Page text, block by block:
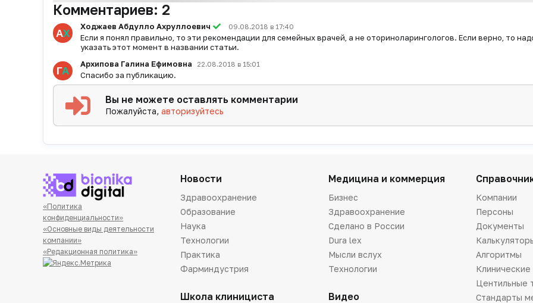
Комментариев: 2
Ходжаев Абдулло Ахруллоевич 09.08.2018 в 17:40
Если я понял правильно, то эти рекомендации для семейных врачей, а не оториноларингологов. Если верно, то
указать этот момент в названии статьи.
Архипова Галина Ефимовна
22.08.2018 в 15:01
Спасибо за публикацию.
Вы не можете оставлять комментарии
Пожалуйста,авторизуйтесь
«Политика
конфиденциальности»
«Основные виды деятельности
компании»
«Редакционная политика»
Новости
Здравоохранение
Образование
Наука
Технологии
Практика
Фарминдустрия
Школа клинициста
Медицина и коммерция
Бизнес
Здравоохранение
Сделано в России
Dura lex
Мысли вслух
Технологии
Видео
Компании
Персоны
Документы
Алгоритмы
Центильные
Стандарты